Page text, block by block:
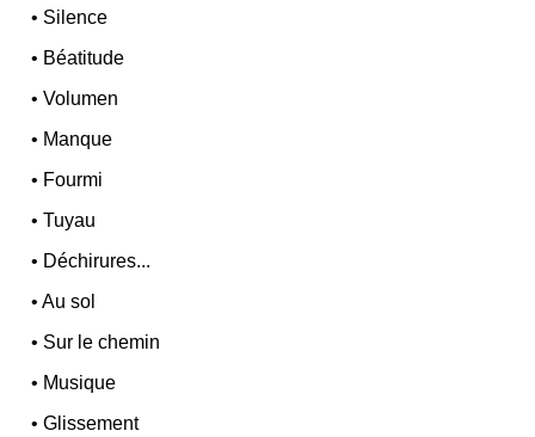
• Silence
• Béatitude
•Volumen
• Manque
• Fourmi
•Tuyau
• Déchirures...
•Au sol
• Sur le chemin
• Musique
•Glissement